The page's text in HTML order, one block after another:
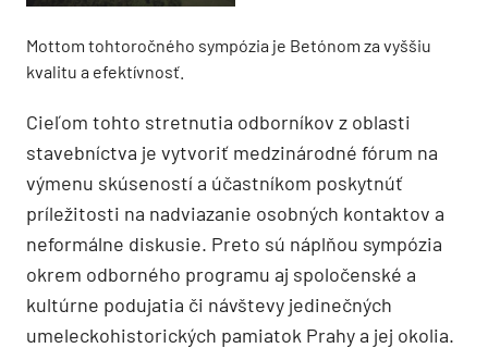
Mottom tohtoročného sympózia je Betónom za vyššiu
kvalitu a efektívnosť.
Cieľom tohto stretnutia odborníkov z oblasti
stavebníctva je vytvoriť medzinárodné fórum na
výmenu skúseností a účastníkom poskytnúť
príležitosti na nadviazanie osobných kontaktov a
neformálne diskusie. Preto sú náplňou sympózia
okrem odborného programu aj spoločenské a
kultúrne podujatia či návštevy jedinečných
umeleckohistorických pamiatok Prahy a jej okolia.